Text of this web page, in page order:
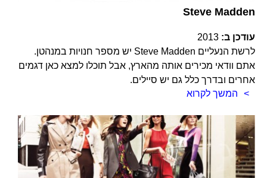
Steve Madden
עודכן ב: 2013
לרשת הנעליים Steve Madden יש מספר חנויות במנהטן.
אתם וודאי מכירים אותה מהארץ, אבל תוכלו למצא כאן דגמים
אחרים ובדרך כלל גם יש סיילים.
המשך לקרוא